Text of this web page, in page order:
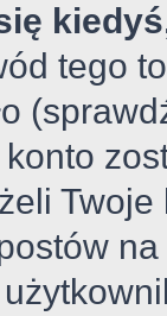
tego